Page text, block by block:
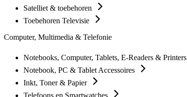
Satelliet & toebehoren
Toebehoren Televisie
Computer, Multimedia & Telefonie
Notebooks, Computer, Tablets, E-Readers & Printers
Notebook, PC & Tablet Accessoires
Inkt, Toner & Papier
Telefoons en Smartwatches